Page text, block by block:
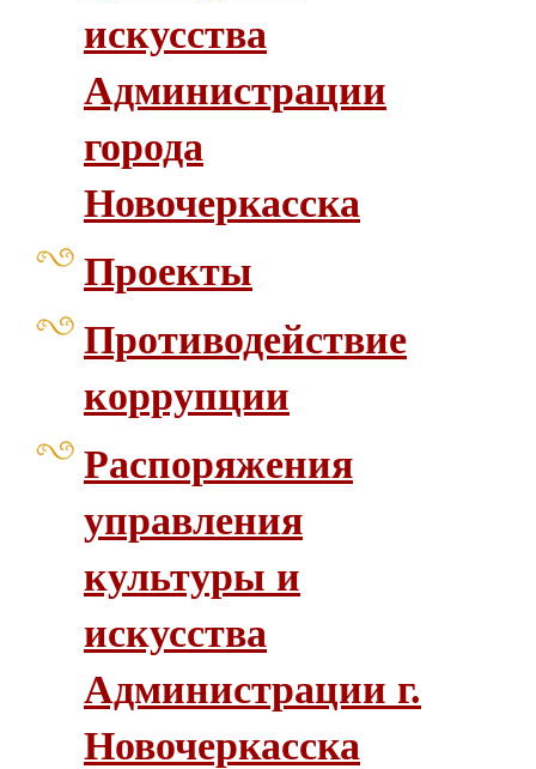
искусства
Администрации
города
Новочеркасска
Проекты
Противодействие
коррупции
Распоряжения
управления
культуры и
искусства
Администрации г.
Новочеркасска